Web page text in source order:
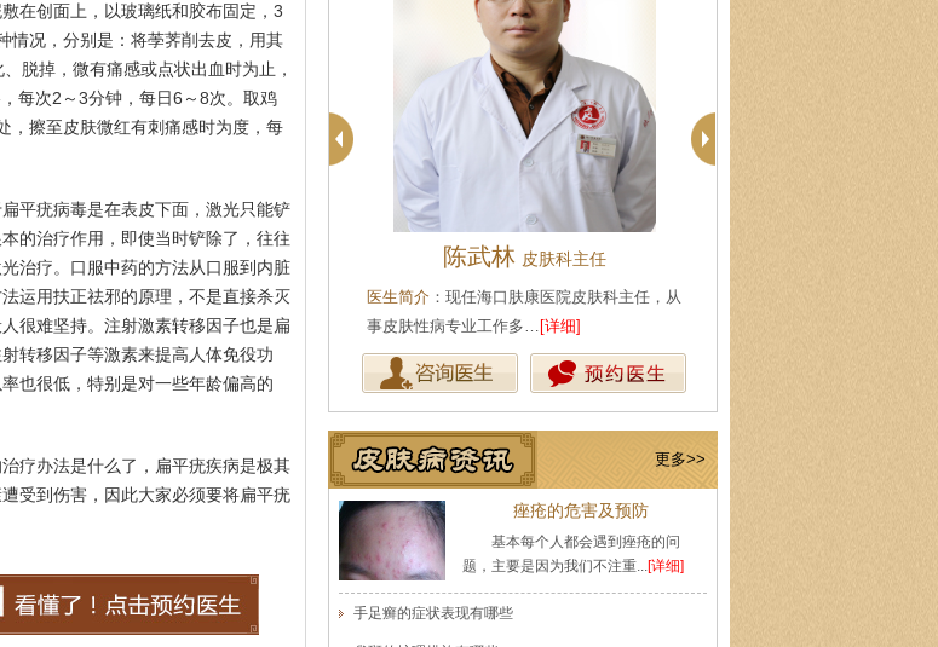
在创面上，以玻璃纸和胶布固定，3
情况，分别是：将荸荠削去皮，用其
脱掉，微有痛感或点状出血时为止，
每次2～3分钟，每日6～8次。取鸡
，擦至皮肤微红有刺痛感时为度，每
平疣病毒是在表皮下面，激光只能铲
的治疗作用，即使当时铲除了，往往
治疗。口服中药的方法从口服到内脏
运用扶正祛邪的原理，不是直接杀灭
很难坚持。注射激素转移因子也是扁
转移因子等激素来提高人体免役功
也很低，特别是对一些年龄偏高的
疗办法是什么了，扁平疣疾病是极其
受到伤害，因此大家必须要将扁平疣
王珍 会诊专家
医生简介：原海南医学院附属医院皮肤科主任
医师，副教授。从事皮…[详细]
陈武林 皮肤科主任
医生简介 ：现任海口肤康医院皮肤科主任，从
事皮肤性病专业工作多… [详细]
更多>>
痤疮的危害及预防
基本每个人都会遇到痤疮的问
题，主要是因为我们不注重...[详细]
手足癣的症状表现有哪些